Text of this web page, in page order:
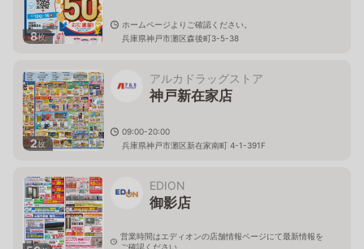
8枚
ホームページよりご確認ください。
兵庫県神戸市灘区森後町3-5-38
2枚
アルカドラッグストア
神戸新在家店
09:00-20:00
兵庫県神戸市灘区新在家南町 4-1-391F
EDION
御影店
営業時間はエディオンの店舗情報ページにて最新情報を
ご確認ください。